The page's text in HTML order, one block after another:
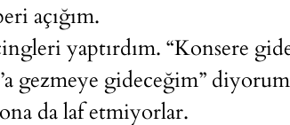
açığım.
yaptırdım. “Konsere
gezmeye gideceğim”
da laf etmiyorlar.